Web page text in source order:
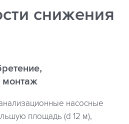
снижения
монтаж
насосные
площадь (d 12 м),